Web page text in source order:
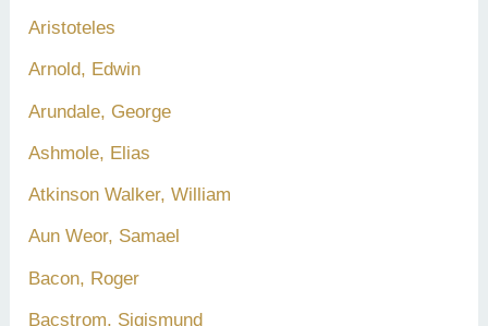
Aristoteles
Arnold, Edwin
Arundale, George
Ashmole, Elias
Atkinson Walker, William
Aun Weor, Samael
Bacon, Roger
Bacstrom, Sigismund